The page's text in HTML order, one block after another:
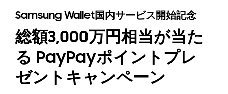
Samsung Wallet国内サービス開始記念
総額3,000万円相当が当た
る PayPayポイントプレ
ゼントキャンペーン